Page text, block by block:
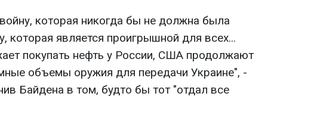
которая никогда бы не должна была
которая является проигрышной для всех...
покупать нефть у России, США продолжают
объемы оружия для передачи Украине", -
Байдена в том, будто бы тот "отдал все